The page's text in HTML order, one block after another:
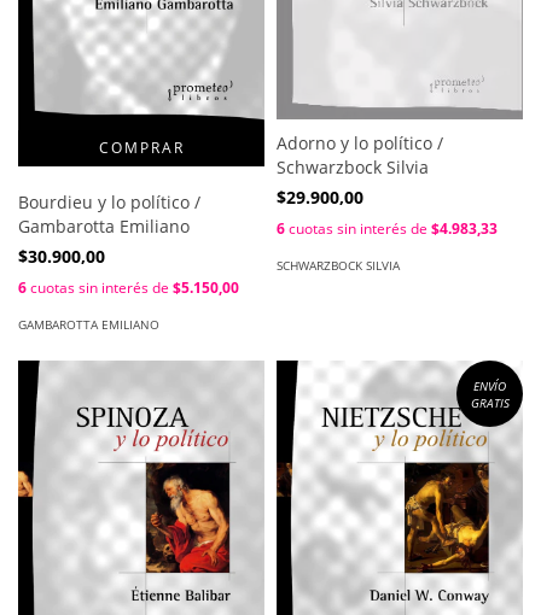
Bourdieu y lo político /
Gambarotta Emiliano
$30.900,00
6cuotas sin interés de $5.150,00
GAMBAROTTA EMILIANO
Adorno y lo político /
Schwarzbock Silvia
$29.900,00
6cuotas sin interés de $4.983,33
SCHWARZBOCK SILVIA
ENVÍO
GRATIS